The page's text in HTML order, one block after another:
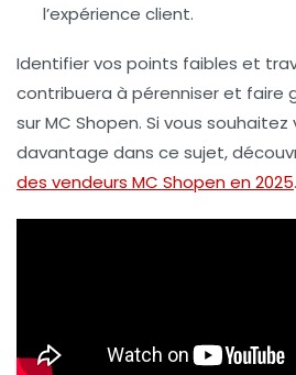
l’expérience client.
Identifier vos points faibles et
contribuera à pérenniser et faire
sur MC Shopen. Si vous
davantage dans ce sujet,
des vendeurs MC Shopen en 2025.